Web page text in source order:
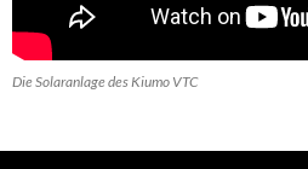
Die Solaranlage des Kiumo VTC